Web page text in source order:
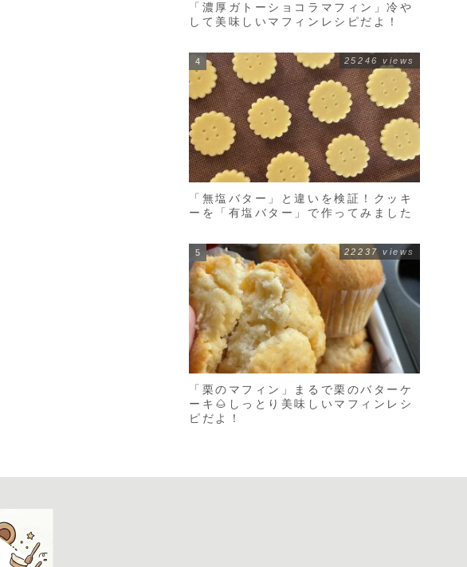
「濃厚ガトーショコラマフィン」冷や
して美味しいマフィンレシピだよ！
「無塩バター」と違いを検証！クッキ
ーを「有塩バター」で作ってみました
25246 views
「栗のマフィン」まるで栗のバターケ
ーキ🌰しっとり美味しいマフィンレシ
ピだよ！
22237 views